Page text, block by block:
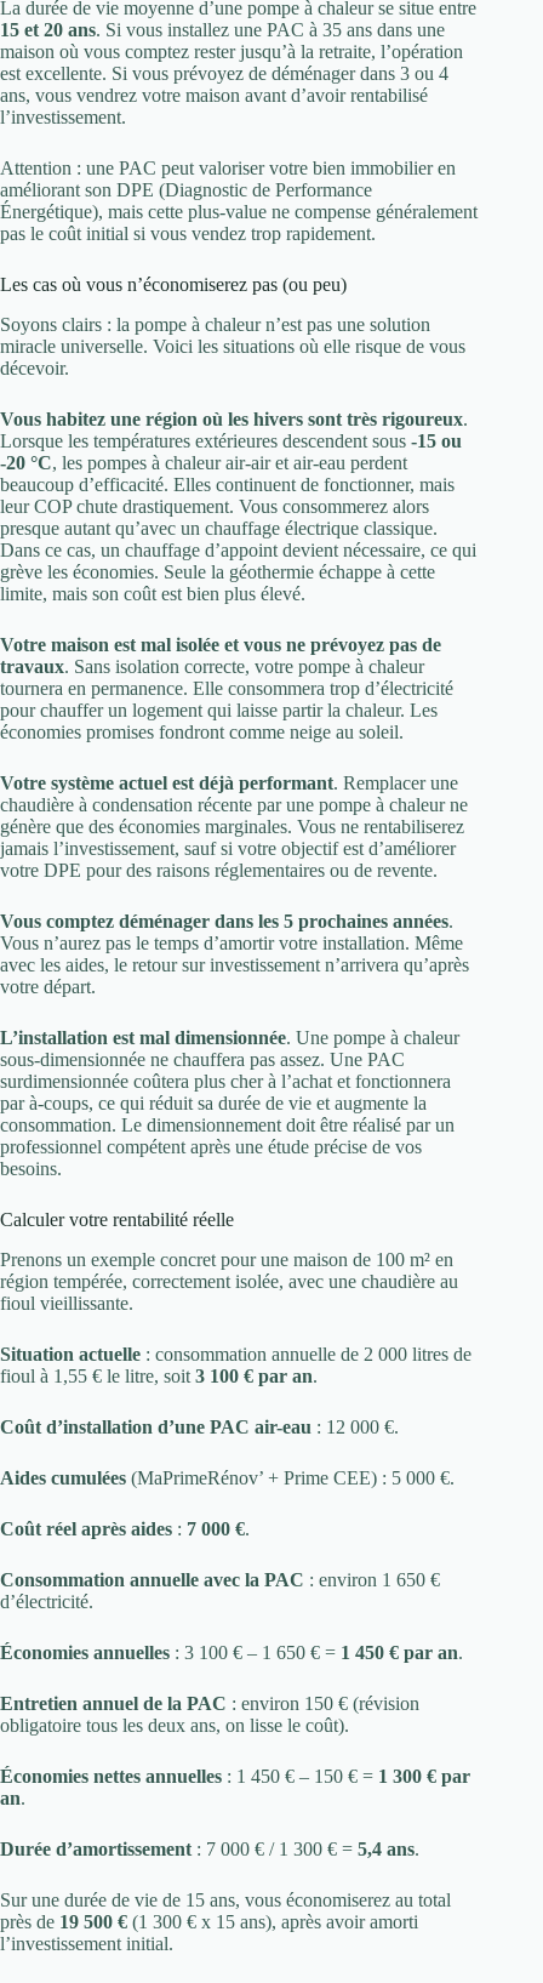
La durée de vie moyenne d’une pompe à chaleur se situe entre
15 et 20 ans. Si vous installez une PAC à 35 ans dans une
maison où vous comptez rester jusqu’à la retraite, l’opération
est excellente. Si vous prévoyez de déménager dans 3 ou 4
ans, vous vendrez votre maison avant d’avoir rentabilisé
l’investissement.
Attention : une PAC peut valoriser votre bien immobilier en
améliorant son DPE (Diagnostic de Performance
Énergétique), mais cette plus-value ne compense généralement
pas le coût initial si vous vendez trop rapidement.
Les cas où vous n’économiserez pas (ou peu)
Soyons clairs : la pompe à chaleur n’est pas une solution
miracle universelle. Voici les situations où elle risque de vous
décevoir.
Vous habitez une région où les hivers sont très rigoureux.
Lorsque les températures extérieures descendent sous -15 ou
-20 °C, les pompes à chaleur air-air et air-eau perdent
beaucoup d’efficacité. Elles continuent de fonctionner, mais
leur COP chute drastiquement. Vous consommerez alors
presque autant qu’avec un chauffage électrique classique.
Dans ce cas, un chauffage d’appoint devient nécessaire, ce qui
grève les économies. Seule la géothermie échappe à cette
limite, mais son coût est bien plus élevé.
Votre maison est mal isolée et vous ne prévoyez pas de
travaux. Sans isolation correcte, votre pompe à chaleur
tournera en permanence. Elle consommera trop d’électricité
pour chauffer un logement qui laisse partir la chaleur. Les
économies promises fondront comme neige au soleil.
Votre système actuel est déjà performant. Remplacer une
chaudière à condensation récente par une pompe à chaleur ne
génère que des économies marginales. Vous ne rentabiliserez
jamais l’investissement, sauf si votre objectif est d’améliorer
votre DPE pour des raisons réglementaires ou de revente.
Vous comptez déménager dans les 5 prochaines années.
Vous n’aurez pas le temps d’amortir votre installation. Même
avec les aides, le retour sur investissement n’arrivera qu’après
votre départ.
L’installation est mal dimensionnée. Une pompe à chaleur
sous-dimensionnée ne chauffera pas assez. Une PAC
surdimensionnée coûtera plus cher à l’achat et fonctionnera
par à-coups, ce qui réduit sa durée de vie et augmente la
consommation. Le dimensionnement doit être réalisé par un
professionnel compétent après une étude précise de vos
besoins.
Calculer votre rentabilité réelle
Prenons un exemple concret pour une maison de 100 m² en
région tempérée, correctement isolée, avec une chaudière au
fioul vieillissante.
Situation actuelle : consommation annuelle de 2 000 litres de
fioul à 1,55 € le litre, soit 3 100 € par an.
Coût d’installation d’une PAC air-eau : 12 000 €.
Aides cumulées (MaPrimeRénov’ + Prime CEE) : 5 000 €.
Coût réel après aides : 7 000 €.
Consommation annuelle avec la PAC : environ 1 650 €
d’électricité.
Économies annuelles : 3 100 € – 1 650 € = 1 450 € par an.
Entretien annuel de la PAC : environ 150 € (révision
obligatoire tous les deux ans, on lisse le coût).
Économies nettes annuelles : 1 450 € – 150 € = 1 300 € par
an.
Durée d’amortissement : 7 000 € / 1 300 € = 5,4 ans.
Sur une durée de vie de 15 ans, vous économiserez au total
près de 19 500 € (1 300 € x 15 ans), après avoir amorti
l’investissement initial.